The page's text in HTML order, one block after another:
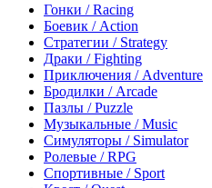
Гонки / Racing
Боевик / Action
Стратегии / Strategy
Драки / Fighting
Приключения / Adventure
Бродилки / Arcade
Пазлы / Puzzle
Музыкальные / Music
Симуляторы / Simulator
Ролевые / RPG
Спортивные / Sport